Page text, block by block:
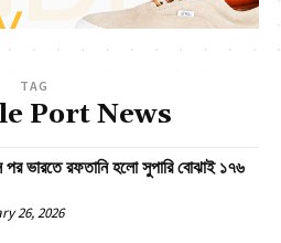
TAG
Port News
পর ভারতে রফতানি হলো সুপারি বোঝাই ১৭৬
26, 2026